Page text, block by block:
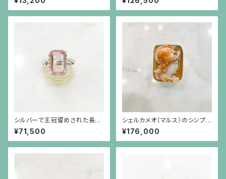
シルバーで王冠留めされた長方
形のクンツァイト（6.73ct）のラ
イオンリング
¥71,500
シェルカメオ（マルス）のシンプル
なシルバーリング（サイズ直し不
可）
¥176,000